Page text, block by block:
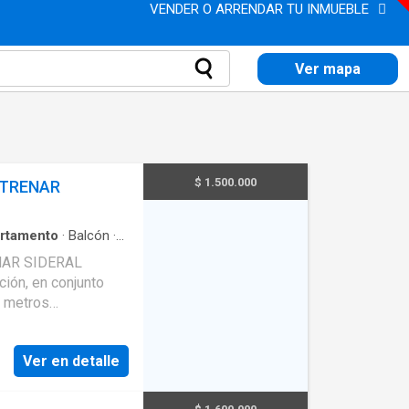
VENDER O ARRENDAR TU INMUEBLE
Ver mapa
· Balcón ·
SIDERAL
metros
con closet, la
Ver en detalle
$ 1.500.000